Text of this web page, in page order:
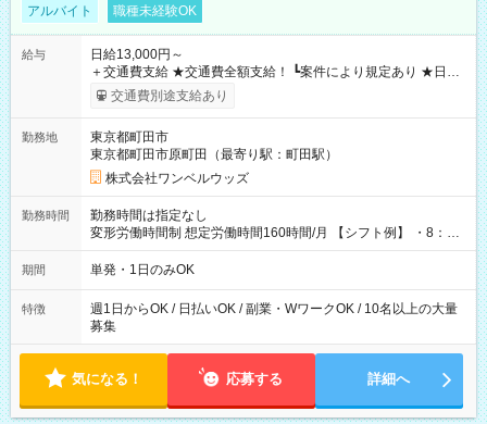
アルバイト 職種未経験OK
給与
日給13,000円～
＋交通費支給 ★交通費全額支給！ ┗案件により規定あり ★日払
いOK！（規定あり） ┗働いたその日に現金GET♪ お仕事後はコ
ンビニATMから 日払い分を引き落とせます！ 【試用期間】試
交通費別途支給あり
勤務地
東京都町田市
東京都町田市原町田（最寄り駅：町田駅）
株式会社ワンベルウッズ
勤務時間
勤務時間は指定なし
変形労働時間制 想定労働時間160時間/月 【シフト例】 ・8：00
～21：00
期間 単発・1日のみOK
特徴
週1日からOK / 日払いOK / 副業・WワークOK / 10名以上の大量
募集
気になる！ 応募する 詳細へ